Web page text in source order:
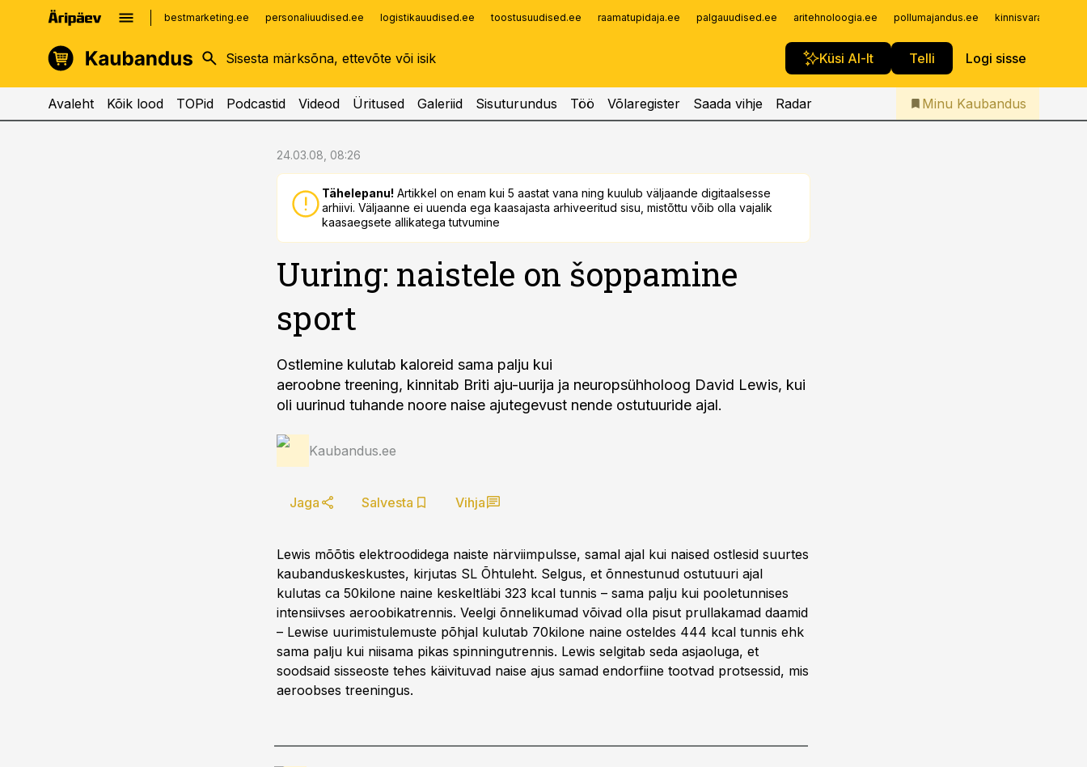
bestmarketing.ee personaliuudised.ee logistikauudised.ee toostusuudised.ee raamatupidaja.ee palgauudised.ee aritehnoloogia.ee pollumajandus.ee
Küsi AI-lt Telli Logi sisse
kinnisvarauudised.ee
logistikauudised.ee
imelineajalugu.ee
Infopank
Iseteenindus
Telli Kaubandus
Avaleht Kõik lood TOPid Podcastid Videod Üritused Galeriid Sisuturundus Töö Võlaregister Saada vihje Radar Minu Kaubandus
24.03.08, 08:26
Tähelepanu! Artikkel on enam kui 5 aastat vana ning kuulub väljaande digitaalsesse
arhiivi. Väljaanne ei uuenda ega kaasajasta arhiveeritud sisu, mistõttu võib olla vajalik
kaasaegsete allikatega tutvumine
Uuring: naistele on šoppamine
sport
Ostlemine kulutab kaloreid sama palju kui
aeroobne treening, kinnitab Briti aju-uurija ja neuropsühholoog David Lewis, kui
oli uurinud tuhande noore naise ajutegevust nende ostutuuride ajal.
Kaubandus.ee
Jaga Salvesta Vihja
Lewis mõõtis elektroodidega naiste närviimpulsse, samal ajal kui naised ostlesid suurtes
kaubanduskeskustes, kirjutas SL Õhtuleht. Selgus, et õnnestunud ostutuuri ajal
kulutas ca 50kilone naine keskeltläbi 323 kcal tunnis – sama palju kui pooletunnises
intensiivses aeroobikatrennis. Veelgi õnnelikumad võivad olla pisut prullakamad daamid
– Lewise uurimistulemuste põhjal kulutab 70kilone naine osteldes 444 kcal tunnis ehk
sama palju kui niisama pikas spinningutrennis. Lewis selgitab seda asjaoluga, et
soodsaid sisseoste tehes käivituvad naise ajus samad endorfiine tootvad protsessid, mis
aeroobses treeningus.